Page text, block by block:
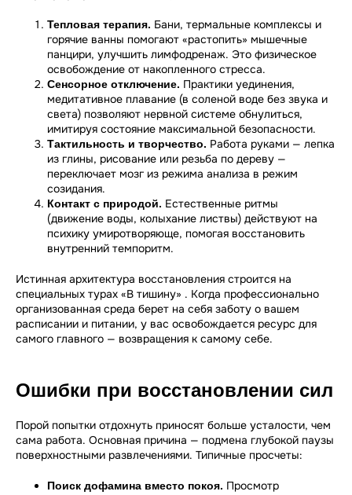
Тепловая терапия. Бани, термальные комплексы и
горячие ванны помогают «растопить» мышечные
панцири, улучшить лимфодренаж. Это физическое
освобождение от накопленного стресса.
Сенсорное отключение. Практики уединения,
медитативное плавание (в соленой воде без звука и
света) позволяют нервной системе обнулиться,
имитируя состояние максимальной безопасности.
Тактильность и творчество. Работа руками — лепка
из глины, рисование или резьба по дереву —
переключает мозг из режима анализа в режим
созидания.
Контакт с природой. Естественные ритмы
(движение воды, колыхание листвы) действуют на
психику умиротворяюще, помогая восстановить
внутренний темпоритм.
Истинная архитектура восстановления строится на
специальных турах «В тишину» . Когда профессионально
организованная среда берет на себя заботу о вашем
расписании и питании, у вас освобождается ресурс для
самого главного — возвращения к самому себе.
Ошибки при восстановлении сил
Порой попытки отдохнуть приносят больше усталости, чем
сама работа. Основная причина — подмена глубокой паузы
поверхностными развлечениями. Типичные просчеты:
Поиск дофамина вместо покоя. Просмотр